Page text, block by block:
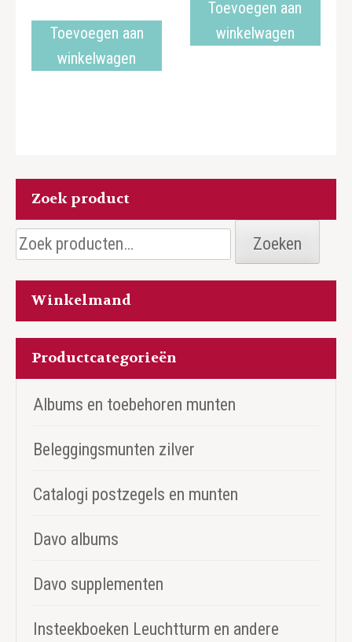
Toevoegen aan
winkelwagen
Toevoegen aan
winkelwagen
Zoek product
Zoeken
naar:
Zoeken
Winkelmand
Productcategorieën
Albums en toebehoren munten
Beleggingsmunten zilver
Catalogi postzegels en munten
Davo albums
Davo supplementen
Insteekboeken Leuchtturm en andere